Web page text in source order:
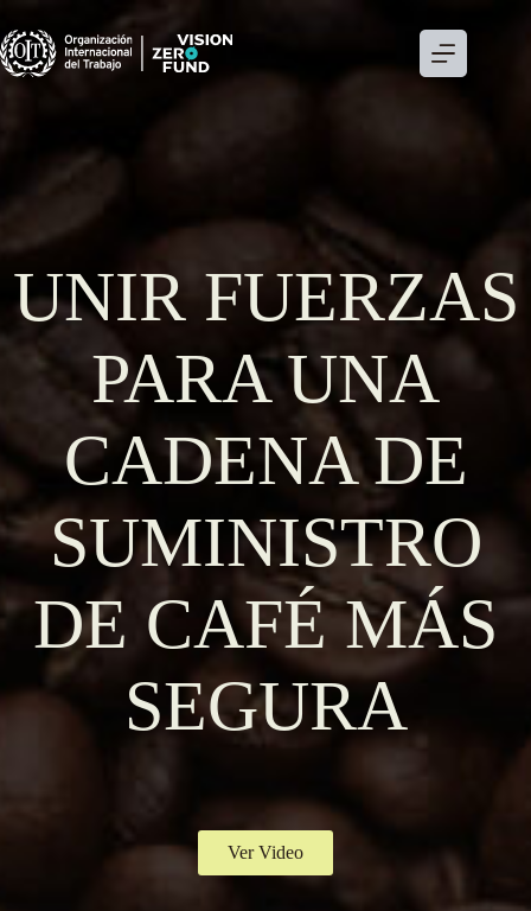
to
content
UNIR FUERZAS
PARA UNA
CADENA DE
SUMINISTRO
DE CAFÉ MÁS
SEGURA
Ver Video